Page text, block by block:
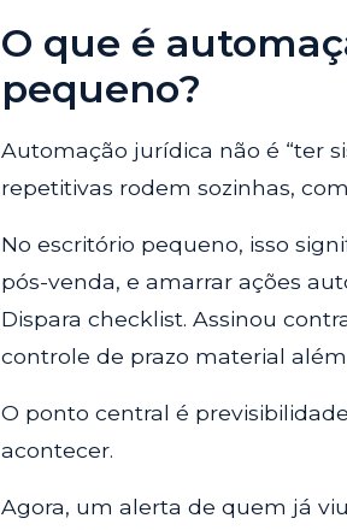
O que é
pequeno?
Automação jurídica não é “ter
repetitivas rodem sozinhas,
No escritório pequeno, isso
pós-venda, e amarrar ações
Dispara checklist. Assinou
controle de prazo material
O ponto central é
acontecer.
Agora, um alerta de quem já